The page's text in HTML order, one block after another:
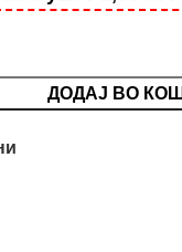
ДОДАЈ ВО